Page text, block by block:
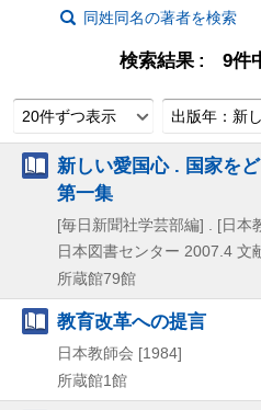
同姓同名の著者を検索
検索結果 9件
20件ずつ表示 出版年：新
新しい愛国心 . 国家を
第一集
[毎日新聞社学芸部編] . [日本
日本図書センター 2007.4 文
所蔵館79館
教育改革への提言
日本教師会 [1984]
所蔵館1館